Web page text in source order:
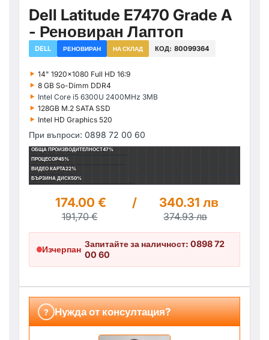
Dell Latitude E7470 Grade A
- Реновиран Лаптоп
DELL РЕНОВИРАН НА СКЛАД КОД: 80099364
‣ 14" 1920x1080 Full HD 16:9
‣ 8 GB So-Dimm DDR4
‣ Intel Core i5 6300U 2400MHz 3MB
‣ 128GB M.2 SATA SSD
‣ Intel HD Graphics 520
При въпроси: 0898 72 00 60
ОБЩА ПРОИЗВОДИТЕЛНОСТ47%
ПРОЦЕСОР45%
ВИДЕО КАРТА22%
БЪРЗИНА ДИСК50%
174.00 € / 340.31 лв
191,70 € 374.93 лв
Изчерпан
Запитайте за наличност: 0898 72
00 60
? Нужда от консултация?